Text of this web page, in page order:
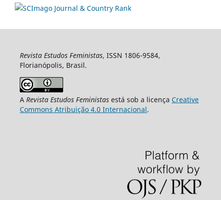
Revista Estudos Feministas, ISSN 1806-9584,
Florianópolis, Brasil.
A Revista Estudos Feministasestá sob a licença Creative
Commons Atribuição 4.0 Internacional.